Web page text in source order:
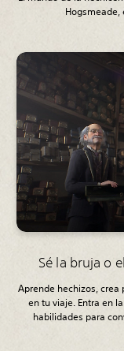
Hogsmeade,
Sé la bruja o
Aprende hechizos,
en tu viaje. Entra en
habilidades para